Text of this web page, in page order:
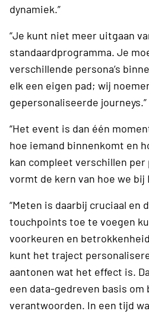
dynamiek.”
“Je kunt niet meer uitgaan
standaardprogramma. Je
verschillende persona’s
elk een eigen pad; wij
gepersonaliseerde journeys.”
“Het event is dan één
hoe iemand binnenkomt en
kan compleet verschillen
vormt de kern van hoe we bij
“Meten is daarbij cruciaal en
touchpoints toe te voegen
voorkeuren en
kunt het traject
aantonen wat het effect is.
een data-gedreven basis
verantwoorden. In een tijd